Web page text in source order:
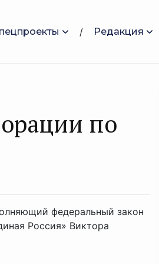
Редакция
по
федеральный закон
Россия» Виктора